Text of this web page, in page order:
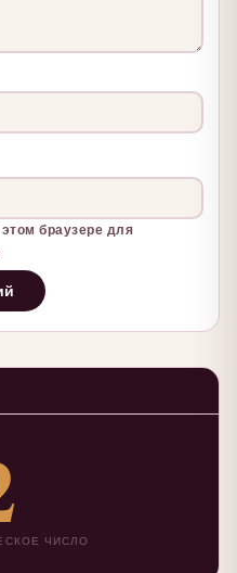
браузере для
ЧИСЛО